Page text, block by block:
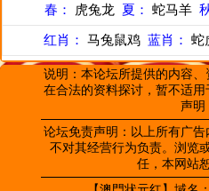
春：
虎兔龙 夏： 蛇马羊
红肖： 马兔鼠鸡 蓝肖： 蛇
说明：本论坛所提供的内容
在合法的资料探讨，暂不适
声明
论坛免责声明：以上所有广
不对其经营行为负责。浏览
任，本网站